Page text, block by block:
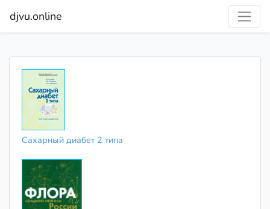
djvu.online
Сахарный диабет 2 типа